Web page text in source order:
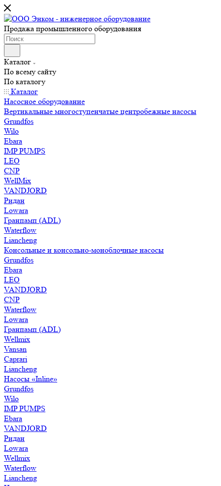
Продажа промышленного оборудования
Каталог
По всему сайту
По каталогу
Каталог
Насосное оборудование
Вертикальные многоступенчатые центробежные насосы
Grundfos
Wilo
Ebara
IMP PUMPS
LEO
CNP
WellMix
VANDJORD
Ридан
Lowara
Гранпамп (ADL)
Waterflow
Liancheng
Консольные и консольно-моноблочные насосы
Grundfos
Ebara
LEO
VANDJORD
CNP
Waterflow
Lowara
Гранпамп (ADL)
Wellmix
Vansan
Caprari
Liancheng
Насосы «Inline»
Grundfos
Wilo
IMP PUMPS
Ebara
VANDJORD
Ридан
Lowara
Wellmix
Waterflow
Liancheng